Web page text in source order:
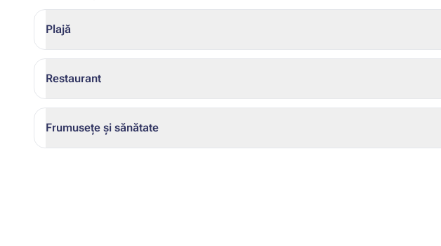
Plajă
Restaurant
Frumusețe și sănătate